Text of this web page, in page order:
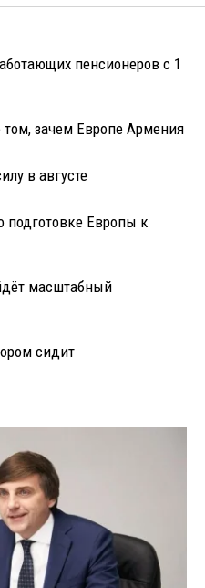
пенсионеров с 1
зачем Европе Армения
в августе
Европы к
масштабный
сидит